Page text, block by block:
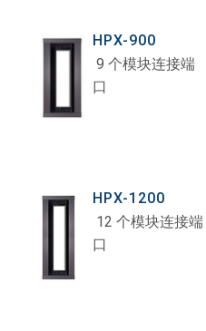
HPX-900
9 个模块连接端
口
HPX-1200
12 个模块连接端
口